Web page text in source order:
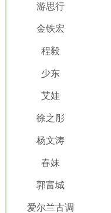
游思行
金铁宏
程毅
少东
艾娃
徐之彤
杨文涛
春妹
郭富城
爱尔兰古调